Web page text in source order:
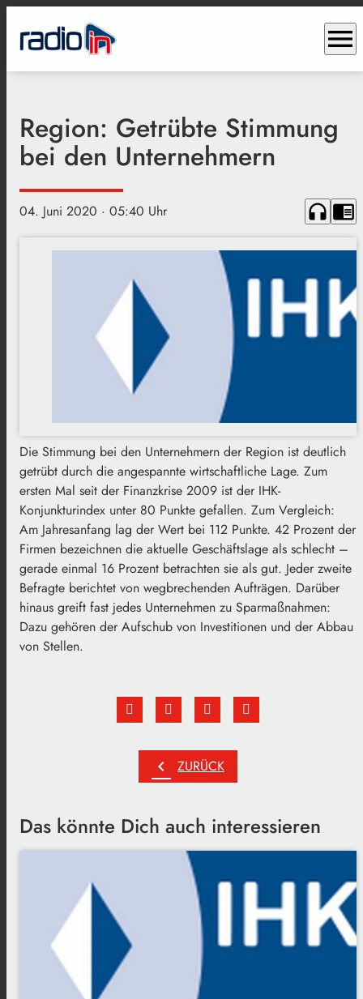
menu
Region: Getrübte Stimmung
bei den Unternehmern
04. Juni 2020 · 05:40 Uhr headphones chrome_reader_mode
Die Stimmung bei den Unternehmern der Region ist deutlich
getrübt durch die angespannte wirtschaftliche Lage. Zum
ersten Mal seit der Finanzkrise 2009 ist der IHK-
Konjunkturindex unter 80 Punkte gefallen. Zum Vergleich:
Am Jahresanfang lag der Wert bei 112 Punkte. 42 Prozent der
Firmen bezeichnen die aktuelle Geschäftslage als schlecht –
gerade einmal 16 Prozent betrachten sie als gut. Jeder zweite
Befragte berichtet von wegbrechenden Aufträgen. Darüber
hinaus greift fast jedes Unternehmen zu Sparmaßnahmen:
Dazu gehören der Aufschub von Investitionen und der Abbau
von Stellen.
chevron_left ZURÜCK
Das könnte Dich auch interessieren